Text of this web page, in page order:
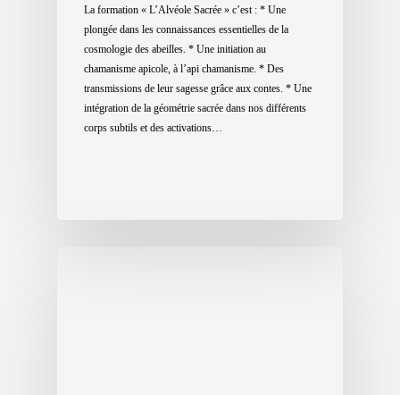
La formation « L’Alvéole Sacrée » c’est : * Une
plongée dans les connaissances essentielles de la
cosmologie des abeilles. * Une initiation au
chamanisme apicole, à l’api chamanisme. * Des
transmissions de leur sagesse grâce aux contes. * Une
intégration de la géométrie sacrée dans nos différents
corps subtils et des activations…